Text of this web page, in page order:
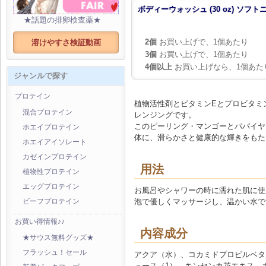
★話題の排卵検査薬★
溶けやすさ検証動画
ジャンルで探す
プロテイン
混合プロテイン
ホエイプロテイン
ホエイアイソレート
カゼインプロテイン
植物性プロテイン
エッグプロテイン
ビーフプロテイン
お買い得情報♪♪
★サウス無料グッズ★
フラッシュ！セール
ボディーウォッシュ (30 oz) ソフト
2個 お買い上げで、1個あたり
3個 お買い上げで、1個あたり
4個以上 お買い上げなら、1個あた
植物活性剤とビタミンEとプロビタ
レンジングです。
このピーリング・マンゴーとパパイ
体に、滑らかさと健康的な輝きをも
用法
お風呂やシャワーの時に濡れた肌に
泡で優しくマッサージし、温かい水
内容成分
アクア（水）、コカミドプロピルベ